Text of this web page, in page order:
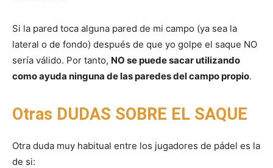
Si la pared toca alguna pared de mi campo (ya sea la
lateral o de fondo) después de que yo golpe el saque NO
sería válido. Por tanto, NO se puede sacar utilizando
como ayuda ninguna de las paredes del campo propio.
Otras DUDAS SOBRE EL SAQUE
Otra duda muy habitual entre los jugadores de pádel es la
de si: